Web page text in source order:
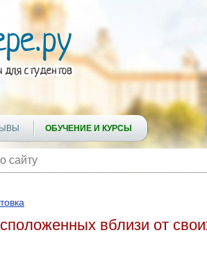
ОБУЧЕНИЕ И КУРСЫ
вблизи от